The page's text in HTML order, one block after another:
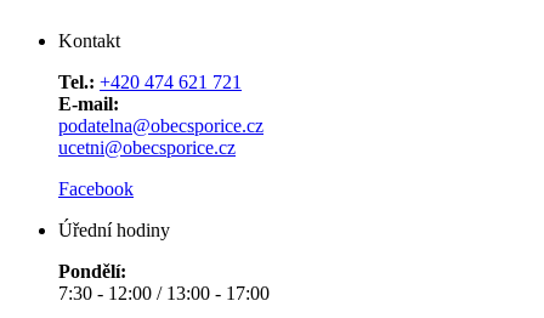
Kontakt
Tel.: +420 474 621 721
E-mail:
podatelna@obecsporice.cz
ucetni@obecsporice.cz
Facebook
Úřední hodiny
Pondělí:
7:30 - 12:00 / 13:00 - 17:00